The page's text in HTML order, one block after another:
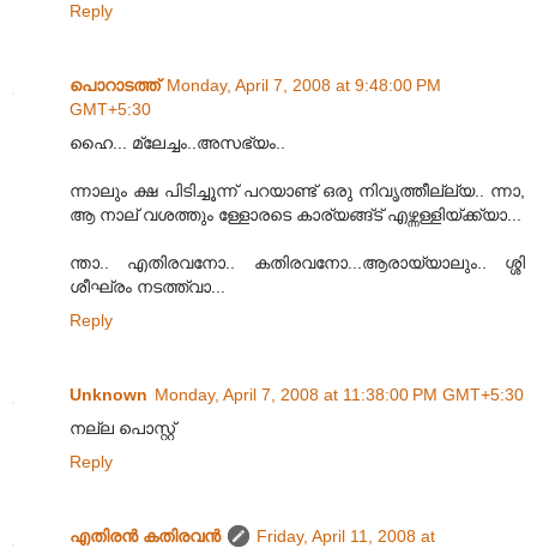
Reply
പൊറാടത്ത് Monday, April 7, 2008 at 9:48:00 PM
GMT+5:30
ഹൈ... മ്ലേച്ചം..അസഭ്യം..
ന്നാലും ക്ഷ പിടിച്ചൂന്ന് പറയാണ്ട് ഒരു നിവൃത്തീല്ല്യ.. ന്നാ,
ആ നാല് വശത്തും ള്ളോരടെ കാര്യങ്ങ്ട് എഴ്ന്നള്ളിയ്ക്ക്യാ...
ന്താ.. എതിരവനോ.. കതിരവനോ...ആരായ്യാലും.. ശ്ശി
ശീഘ്രം നടത്ത്വാ...
Reply
Unknown Monday, April 7, 2008 at 11:38:00 PM GMT+5:30
നല്ല പൊസ്റ്റ്
Reply
എതിരന്‍ കതിരവന്‍
Friday, April 11, 2008 at